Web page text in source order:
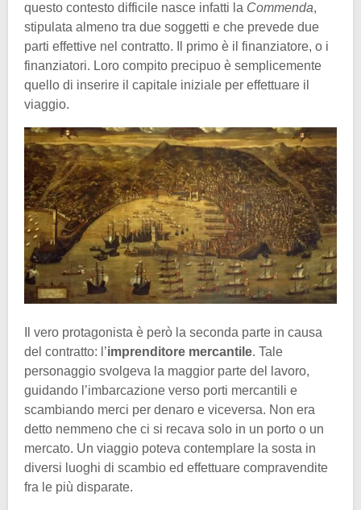
questo contesto difficile nasce infatti la Commenda,
stipulata almeno tra due soggetti e che prevede due
parti effettive nel contratto. Il primo è il finanziatore, o i
finanziatori. Loro compito precipuo è semplicemente
quello di inserire il capitale iniziale per effettuare il
viaggio.
Il vero protagonista è però la seconda parte in causa
del contratto: l’imprenditore mercantile. Tale
personaggio svolgeva la maggior parte del lavoro,
guidando l’imbarcazione verso porti mercantili e
scambiando merci per denaro e viceversa. Non era
detto nemmeno che ci si recava solo in un porto o un
mercato. Un viaggio poteva contemplare la sosta in
diversi luoghi di scambio ed effettuare compravendite
fra le più disparate.